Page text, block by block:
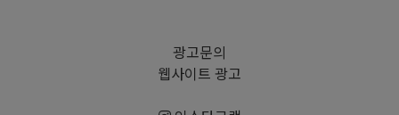
광고문의
웹사이트 광고